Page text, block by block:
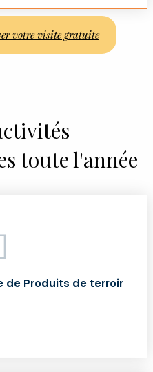
votre visite gratuite
toute l'année
de Produits de terroir